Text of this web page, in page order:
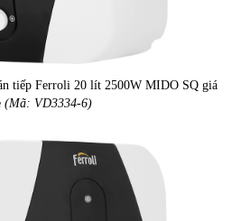
tiếp Ferroli 20 lít 2500W MIDO SQ giá
(Mã: VD3334-6)